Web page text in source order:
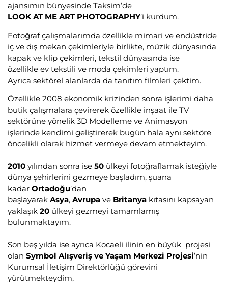
ajansımın bünyesinde Taksim’de
LOOK AT ME ART PHOTOGRAPHY’i kurdum.
Fotoğraf çalışmalarımda özellikle mimari ve endüstride
iç ve dış mekan çekimleriyle birlikte, müzik dünyasında
kapak ve klip çekimleri, tekstil dünyasında ise
özellikle ev tekstili ve moda çekimleri yaptım.
Ayrıca sektörel alanlarda da tanıtım filmleri çektim.
Özellikle 2008 ekonomik krizinden sonra işlerimi daha
butik çalışmalara çevirerek özellikle inşaat ile TV
sektörüne yönelik 3D Modelleme ve Animasyon
işlerinde kendimi geliştirerek bugün hala aynı sektöre
öncelikli olarak hizmet vermeye devam etmekteyim.
2010 yılından sonra ise 50 ülkeyi fotoğraflamak isteğiyle
dünya şehirlerini gezmeye başladım, şuana
kadar Ortadoğu’dan
başlayarak Asya, Avrupa ve Britanya kıtasını kapsayan
yaklaşık 20 ülkeyi gezmeyi tamamlamış
bulunmaktayım.
Son beş yılda ise ayrıca Kocaeli ilinin en büyük projesi
olan Symbol Alışveriş ve Yaşam Merkezi Projesi’nin
Kurumsal İletişim Direktörlüğü görevini
yürütmekteydim,